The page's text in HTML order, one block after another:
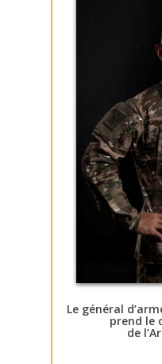
Le général
prend le
de